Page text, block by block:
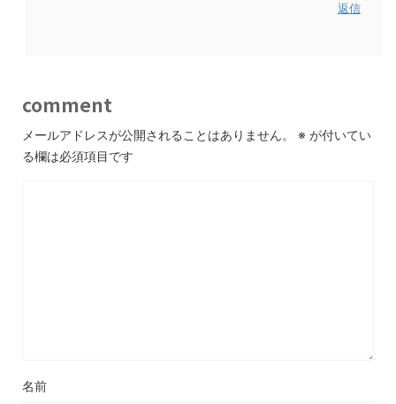
返信
comment
メールアドレスが公開されることはありません。 ※ が付いてい
る欄は必須項目です
名前